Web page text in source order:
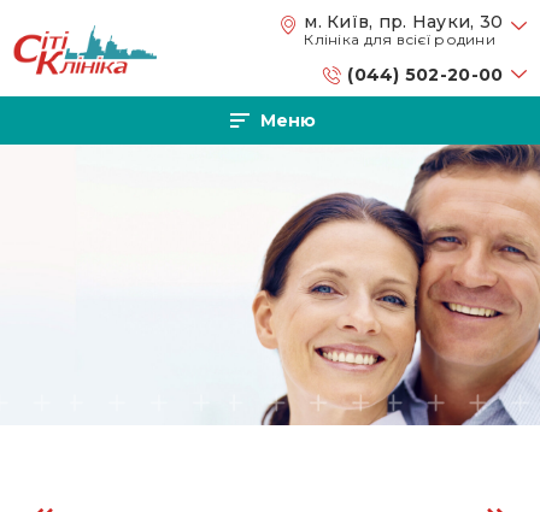
м. Київ, пр. Науки, 30
Клініка для всієї родини
(044) 502-20-00
Меню